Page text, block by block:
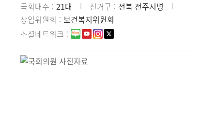
국회대수
21대 선거구
전북 전주시병
상임위원회
보건복지위원회
소셜네트워크